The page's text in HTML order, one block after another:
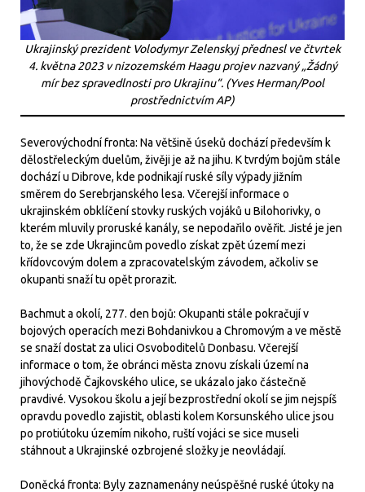
Ukrajinský prezident Volodymyr Zelenskyj přednesl ve čtvrtek
4. května 2023 v nizozemském Haagu projev nazvaný „Žádný
mír bez spravedlnosti pro Ukrajinu“. (Yves Herman/Pool
prostřednictvím AP)
Severovýchodní fronta: Na většině úseků dochází především k
dělostřeleckým duelům, živěji je až na jihu. K tvrdým bojům stále
dochází u Dibrove, kde podnikají ruské síly výpady jižním
směrem do Serebrjanského lesa. Včerejší informace o
ukrajinském obklíčení stovky ruských vojáků u Bilohorivky, o
kterém mluvily proruské kanály, se nepodařilo ověřit. Jisté je jen
to, že se zde Ukrajincům povedlo získat zpět území mezi
křídovcovým dolem a zpracovatelským závodem, ačkoliv se
okupanti snaží tu opět prorazit.
Bachmut a okolí, 277. den bojů: Okupanti stále pokračují v
bojových operacích mezi Bohdanivkou a Chromovým a ve městě
se snaží dostat za ulici Osvoboditelů Donbasu. Včerejší
informace o tom, že obránci města znovu získali území na
jihovýchodě Čajkovského ulice, se ukázalo jako částečně
pravdivé. Vysokou školu a její bezprostřední okolí se jim nejspíš
opravdu povedlo zajistit, oblasti kolem Korsunského ulice jsou
po protiútoku územím nikoho, ruští vojáci se sice museli
stáhnout a Ukrajinské ozbrojené složky je neovládají.
Doněcká fronta: Byly zaznamenány neúspěšné ruské útoky na